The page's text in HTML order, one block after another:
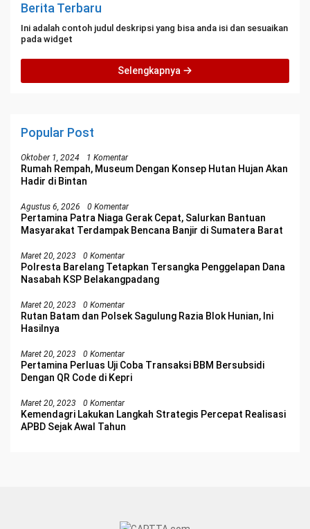
Berita Terbaru
Ini adalah contoh judul deskripsi yang bisa anda isi dan sesuaikan
pada widget
Selengkapnya
Popular Post
Oktober 1, 2024 1 Komentar
Rumah Rempah, Museum Dengan Konsep Hutan Hujan Akan
Hadir di Bintan
Agustus 6, 2026 0 Komentar
Pertamina Patra Niaga Gerak Cepat, Salurkan Bantuan
Masyarakat Terdampak Bencana Banjir di Sumatera Barat
Maret 20, 2023 0 Komentar
Polresta Barelang Tetapkan Tersangka Penggelapan Dana
Nasabah KSP Belakangpadang
Maret 20, 2023 0 Komentar
Rutan Batam dan Polsek Sagulung Razia Blok Hunian, Ini
Hasilnya
Maret 20, 2023 0 Komentar
Pertamina Perluas Uji Coba Transaksi BBM Bersubsidi
Dengan QR Code di Kepri
Maret 20, 2023 0 Komentar
Kemendagri Lakukan Langkah Strategis Percepat Realisasi
APBD Sejak Awal Tahun